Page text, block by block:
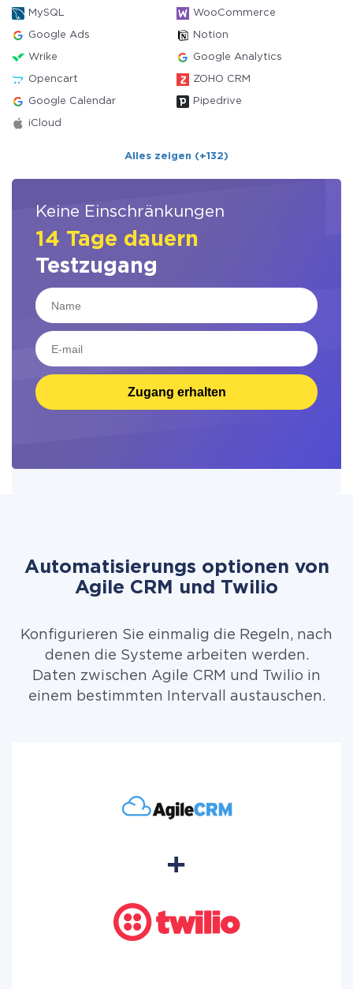
MySQL WooCommerce
Google Ads Notion
Wrike Google Analytics
Opencart ZOHO CRM
Google Calendar Pipedrive
iCloud
Alles zeigen (+132)
Keine Einschränkungen
14 Tage dauern
Testzugang
Zugang erhalten
Automatisierungs optionen von
Agile CRM und Twilio
Konfigurieren Sie einmalig die Regeln, nach
denen die Systeme arbeiten werden.
Daten zwischen Agile CRM und Twilio in
einem bestimmten Intervall austauschen.